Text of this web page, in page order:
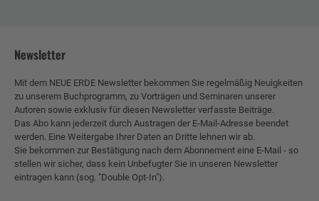
Newsletter
Mit dem NEUE ERDE Newsletter bekommen Sie regelmäßig Neuigkeiten
zu unserem Buchprogramm, zu Vorträgen und Seminaren unserer
Autoren sowie exklusiv für diesen Newsletter verfasste Beiträge.
Das Abo kann jederzeit durch Austragen der E-Mail-Adresse beendet
werden. Eine Weitergabe Ihrer Daten an Dritte lehnen wir ab.
Sie bekommen zur Bestätigung nach dem Abonnement eine E-Mail - so
stellen wir sicher, dass kein Unbefugter Sie in unseren Newsletter
eintragen kann (sog. "Double Opt-In").